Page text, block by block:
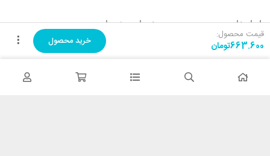
قیمت محصول:
تومان663.600 خرید محصول
با ماه خانوم
اتاق خبر ماه خانوم
همکاری با سازمان‌ها
خدمات مشتریان
پاسخ به پرسش‌های متداول
شرایط استفاده